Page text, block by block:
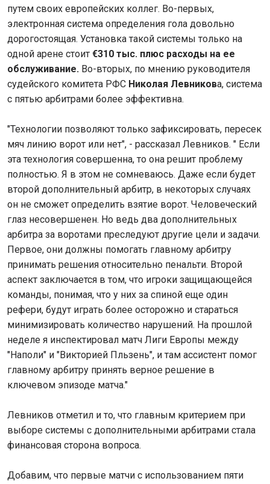
путем своих европейских коллег. Во-первых,
электронная система определения гола довольно
дорогостоящая. Установка такой системы только на
одной арене стоит €310 тыс. плюс расходы на ее
обслуживание. Во-вторых, по мнению руководителя
судейского комитета РФС Николая Левникова, система
с пятью арбитрами более эффективна.
"Технологии позволяют только зафиксировать, пересек
мяч линию ворот или нет", - рассказал Левников. " Если
эта технология совершенна, то она решит проблему
полностью. Я в этом не сомневаюсь. Даже если будет
второй дополнительный арбитр, в некоторых случаях
он не сможет определить взятие ворот. Человеческий
глаз несовершенен. Но ведь два дополнительных
арбитра за воротами преследуют другие цели и задачи.
Первое, они должны помогать главному арбитру
принимать решения относительно пенальти. Второй
аспект заключается в том, что игроки защищающейся
команды, понимая, что у них за спиной еще один
рефери, будут играть более осторожно и стараться
минимизировать количество нарушений. На прошлой
неделе я инспектировал матч Лиги Европы между
"Наполи" и "Викторией Пльзень", и там ассистент помог
главному арбитру принять верное решение в
ключевом эпизоде матча."
Левников отметил и то, что главным критерием при
выборе системы с дополнительными арбитрами стала
финансовая сторона вопроса.
Добавим, что первые матчи с использованием пяти